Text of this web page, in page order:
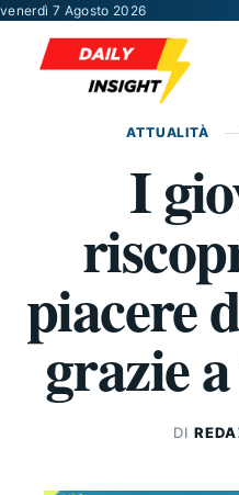
Vai al contenuto
venerdì 7 Agosto 2026
ATTUALITÀ
I
piacere
grazie
DI